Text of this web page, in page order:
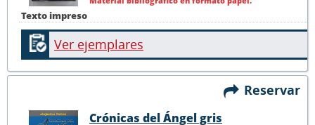
Texto impreso
Ver ejemplares
Reservar
Crónicas del Ángel gris